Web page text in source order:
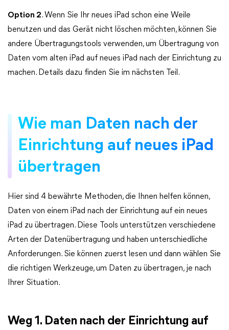
Option 2. Wenn Sie Ihr neues iPad schon eine Weile
benutzen und das Gerät nicht löschen möchten, können Sie
andere Übertragungstools verwenden, um Übertragung von
Daten vom alten iPad auf neues iPad nach der Einrichtung zu
machen. Details dazu finden Sie im nächsten Teil.
Wie man Daten nach der
Einrichtung auf neues iPad
übertragen
Hier sind 4 bewährte Methoden, die Ihnen helfen können,
Daten von einem iPad nach der Einrichtung auf ein neues
iPad zu übertragen. Diese Tools unterstützen verschiedene
Arten der Datenübertragung und haben unterschiedliche
Anforderungen. Sie können zuerst lesen und dann wählen Sie
die richtigen Werkzeuge, um Daten zu übertragen, je nach
Ihrer Situation.
Weg 1. Daten nach der Einrichtung auf